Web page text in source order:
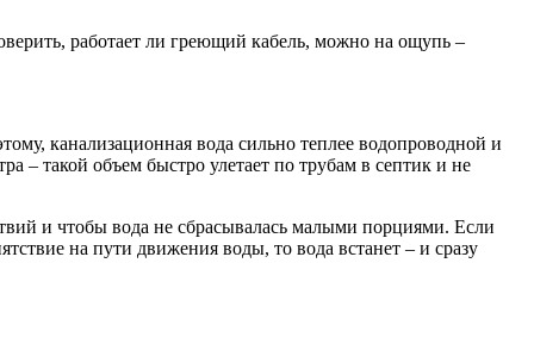
работает ли греющий кабель, можно на ощупь –
канализационная вода сильно теплее водопроводной и
– такой объем быстро улетает по трубам в септик и не
и чтобы вода не сбрасывалась малыми порциями. Если
на пути движения воды, то вода встанет – и сразу